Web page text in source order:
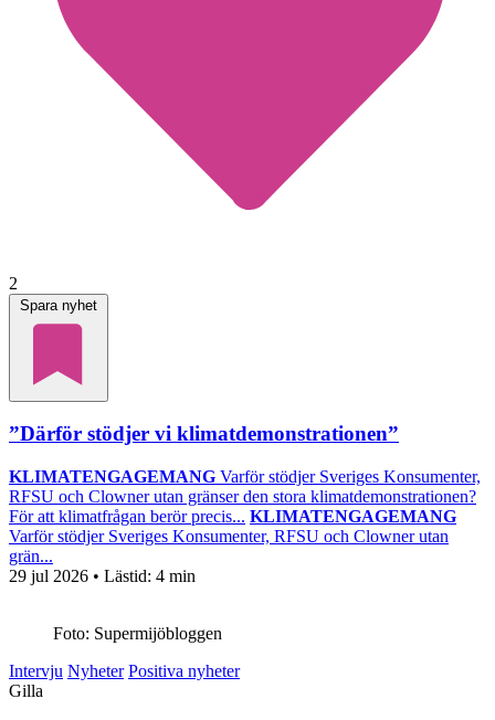
2
Spara nyhet
”Därför stödjer vi klimatdemonstrationen”
KLIMATENGAGEMANG Varför stödjer Sveriges Konsumenter,
RFSU och Clowner utan gränser den stora klimatdemonstrationen?
För att klimatfrågan berör precis... KLIMATENGAGEMANG
Varför stödjer Sveriges Konsumenter, RFSU och Clowner utan
grän...
29 jul 2026 • Lästid: 4 min
Foto: Supermijöbloggen
Intervju Nyheter Positiva nyheter
Gilla